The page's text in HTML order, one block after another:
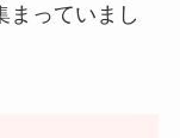
まっていまし